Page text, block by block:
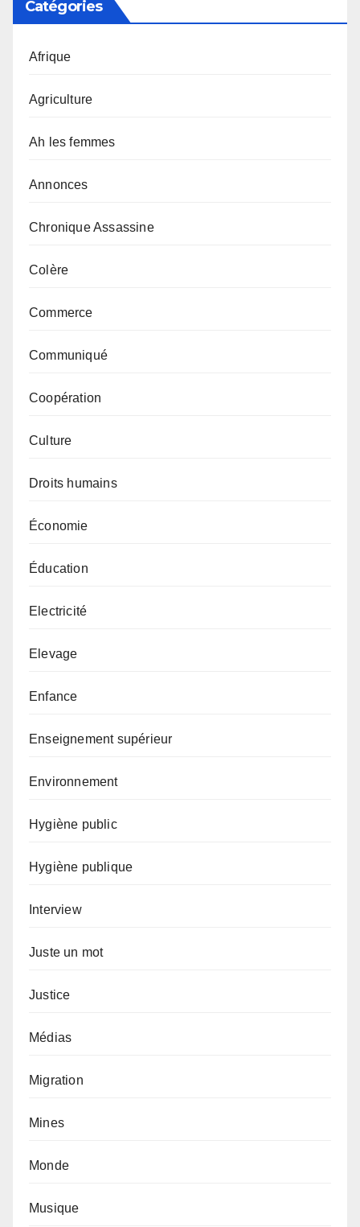
Catégories
Afrique
Agriculture
Ah les femmes
Annonces
Chronique Assassine
Colère
Commerce
Communiqué
Coopération
Culture
Droits humains
Économie
Éducation
Electricité
Elevage
Enfance
Enseignement supérieur
Environnement
Hygiène public
Hygiène publique
Interview
Juste un mot
Justice
Médias
Migration
Mines
Monde
Musique